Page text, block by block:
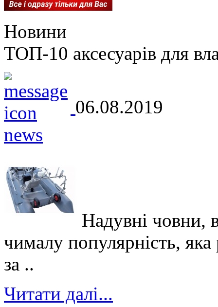
Новини
ТОП-10 аксесуарів для
06.08.2019
Надувні човни,
чималу популярність, яка
за ..
Читати далі...